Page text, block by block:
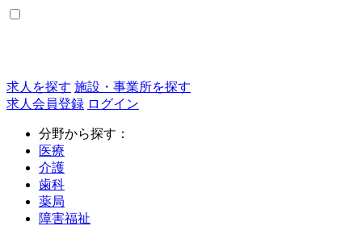
求人を探す 施設・事業所を探す
求人会員登録 ログイン
分野から探す：
医療
介護
歯科
薬局
障害福祉